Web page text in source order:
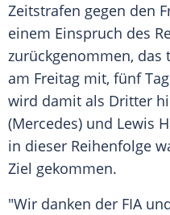
Zeitstrafen gegen den
einem Einspruch des
zurückgenommen, das
am Freitag mit, fünf
wird damit als Dritter
(Mercedes) und Lewis
in dieser Reihenfolge
Ziel gekommen.
"Wir danken der FIA